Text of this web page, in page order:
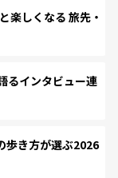
しくなる 旅先・
るインタビュー連
歩き方が選ぶ2026